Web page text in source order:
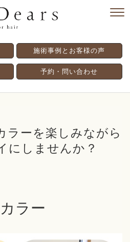
施術事例とお客様の声
予約・問い合わせ
にしませんか？
春カラー